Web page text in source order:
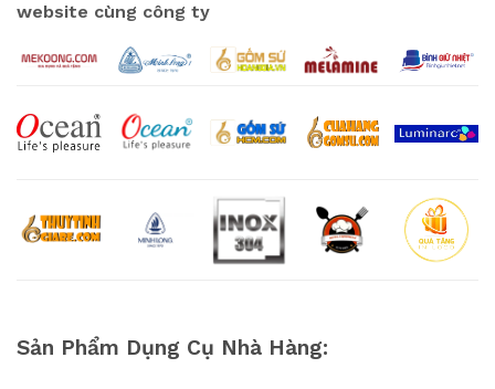
website cùng công ty
Sản Phẩm Dụng Cụ Nhà Hàng: